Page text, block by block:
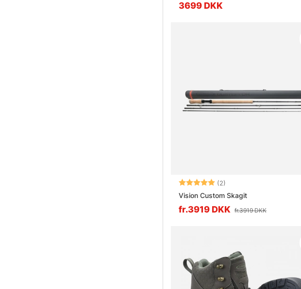
3699 DKK
Vurdering: (2)
Vision Custom Skagit
fr.3919 DKK fr.3919 DKK